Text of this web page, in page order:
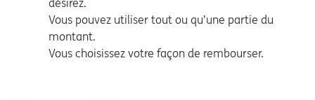
désirez.
Vous pouvez utiliser tout ou qu’une partie du
montant.
Vous choisissez votre façon de rembourser.